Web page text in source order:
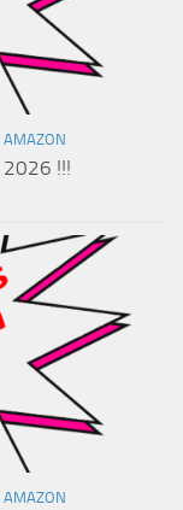
AMAZON
2026 !!!
AMAZON